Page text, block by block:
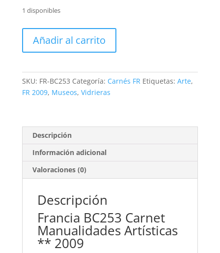
1 disponibles
Francia
Manualidades
Artísticas
Añadir al carrito
SKU: FR-BC253 Categoría: Carnés FR Etiquetas: Arte,
FR 2009, Museos, Vidrieras
Descripción
Información adicional
Valoraciones (0)
Descripción
Francia BC253 Carnet
Manualidades Artísticas
** 2009